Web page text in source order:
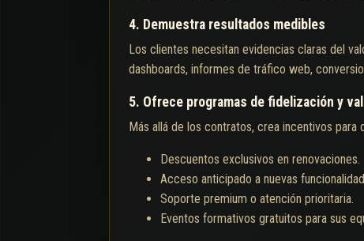
4. Demuestra resultados medibles
Los clientes necesitan evidencias claras del
dashboards, informes de tráfico web,
5. Ofrece programas de fidelización y
Más allá de los contratos, crea incentivos
Descuentos exclusivos en renovaciones.
Acceso anticipado a nuevas
Soporte premium o atención prioritaria.
Eventos formativos gratuitos para sus